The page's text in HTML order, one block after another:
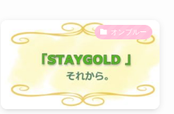
オンブルー